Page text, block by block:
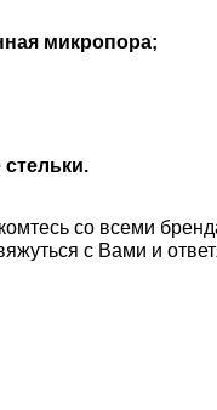
микропора;
со всеми
с Вами и